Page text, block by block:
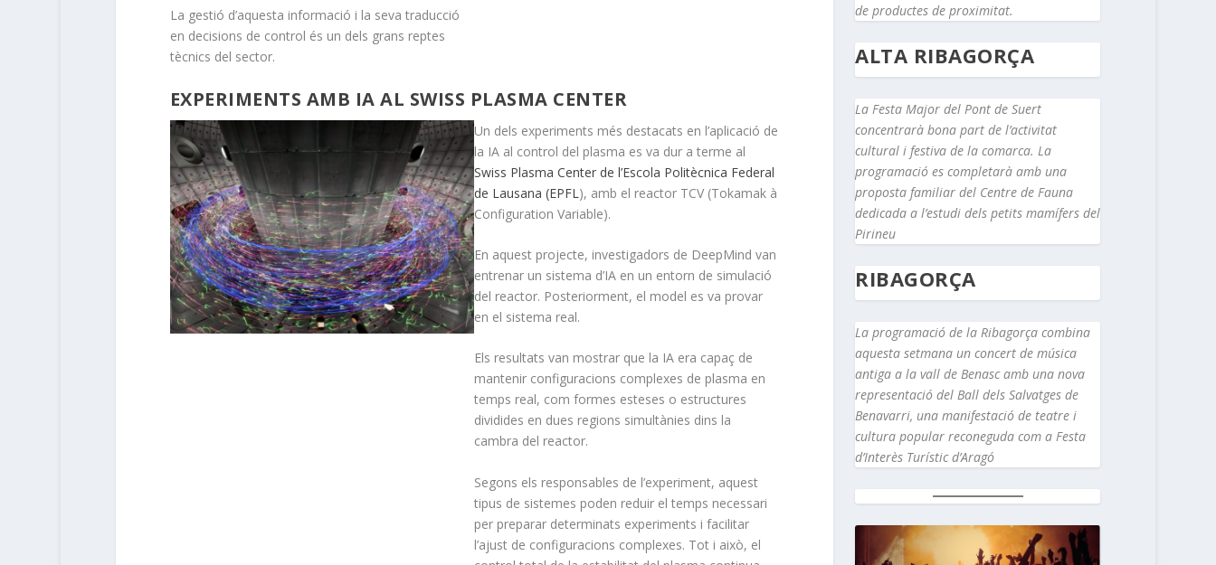
La gestió d’aquesta informació i la seva traducció
en decisions de control és un dels grans reptes
tècnics del sector.
EXPERIMENTS AMB IA AL SWISS PLASMA CENTER
Un dels experiments més destacats en l’aplicació de
la IA al control del plasma es va dur a terme al
Swiss Plasma Center de l’Escola Politècnica Federal
de Lausana (EPFL ), amb el reactor TCV (Tokamak à
Configuration Variable).
En aquest projecte, investigadors de DeepMind van
entrenar un sistema d’IA en un entorn de simulació
del reactor. Posteriorment, el model es va provar
en el sistema real.
Els resultats van mostrar que la IA era capaç de
mantenir configuracions complexes de plasma en
temps real, com formes esteses o estructures
dividides en dues regions simultànies dins la
cambra del reactor.
Segons els responsables de l’experiment, aquest
tipus de sistemes poden reduir el temps necessari
per preparar determinats experiments i facilitar
l’ajust de configuracions complexes. Tot i això, el
de productes de proximitat.
ALTA RIBAGORÇA
La Festa Major del Pont de Suert
concentrarà bona part de l’activitat
cultural i festiva de la comarca. La
programació es completarà amb una
proposta familiar del Centre de Fauna
dedicada a l’estudi dels petits mamífers del
Pirineu
RIBAGORÇA
La programació de la Ribagorça combina
aquesta setmana un concert de música
antiga a la vall de Benasc amb una nova
representació del Ball dels Salvatges de
Benavarri, una manifestació de teatre i
cultura popular reconeguda com a Festa
d’Interès Turístic d’Aragó